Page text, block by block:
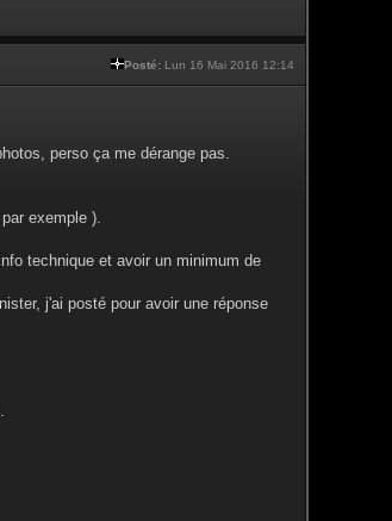
Posté: Lun 16 Mai 2016 12:14
perso ça me dérange pas.
exemple ).
technique et avoir un minimum de
j'ai posté pour avoir une réponse